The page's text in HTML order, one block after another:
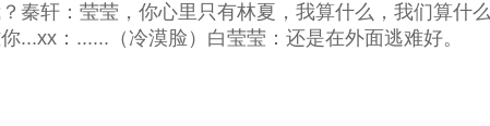
秦轩：莹莹，你心里只有林夏，我算什么，我们算什
...xx：......（冷漠脸）白莹莹：还是在外面逃难好。